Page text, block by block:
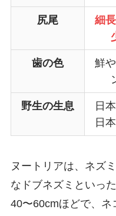
尻尾
細
歯の色
鮮
野生の生息
日
日
ヌートリアは、ネズ
なドブネズミといっ
40〜60cmほどで、